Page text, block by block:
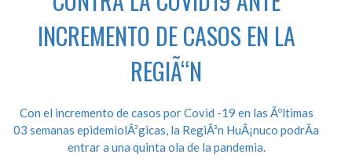
INCREMENTO DE CASOS EN LA
REGIÃ“N
Con el incremento de casos por Covid -19 en las Ãºltimas
03 semanas epidemiolÃ³gicas, la RegiÃ³n HuÃ¡nuco podrÃ­a
entrar a una quinta ola de la pandemia.